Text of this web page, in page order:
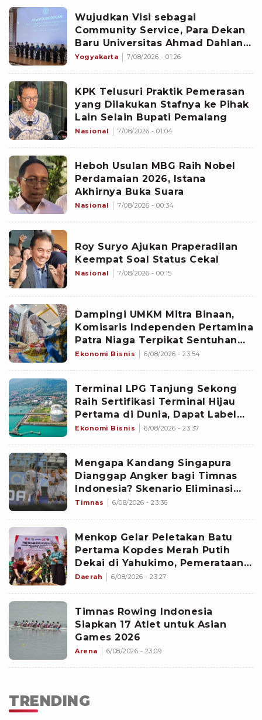
Wujudkan Visi sebagai
Community Service, Para Dekan
Baru Universitas Ahmad Dahlan
Diminta Fokus pada Lima
Yogyakarta 7/08/2026 - 01:26
KPK Telusuri Praktik Pemerasan
yang Dilakukan Stafnya ke Pihak
Lain Selain Bupati Pemalang
Nasional 7/08/2026 - 01:04
Heboh Usulan MBG Raih Nobel
Perdamaian 2026, Istana
Akhirnya Buka Suara
Nasional 7/08/2026 - 00:34
Roy Suryo Ajukan Praperadilan
Keempat Soal Status Cekal
Nasional 7/08/2026 - 00:15
Dampingi UMKM Mitra Binaan,
Komisaris Independen Pertamina
Patra Niaga Terpikat Sentuhan
Cerita di Balik setiap Karya
Ekonomi Bisnis 6/08/2026 - 23:54
Terminal LPG Tanjung Sekong
Raih Sertifikasi Terminal Hijau
Pertama di Dunia, Dapat Label
Bintang 2
Ekonomi Bisnis 6/08/2026 - 23:37
Mengapa Kandang Singapura
Dianggap Angker bagi Timnas
Indonesia? Skenario Eliminasi
Gila Bisa Terulang
Timnas 6/08/2026 - 23:36
Menkop Gelar Peletakan Batu
Pertama Kopdes Merah Putih
Dekai di Yahukimo, Pemerataan
Ekonomi di Papua Diperkuat
Daerah 6/08/2026 - 23:27
Timnas Rowing Indonesia
Siapkan 17 Atlet untuk Asian
Games 2026
Arena 6/08/2026 - 23:09
TRENDING